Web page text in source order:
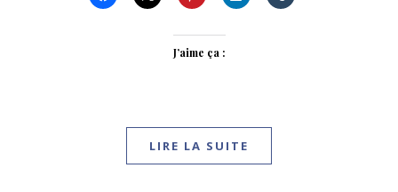
J’aime ça :
LIRE LA SUITE